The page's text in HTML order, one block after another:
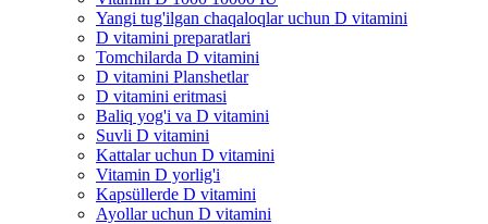
Yangi tug'ilgan chaqaloqlar uchun D vitamini
D vitamini preparatlari
Tomchilarda D vitamini
D vitamini Planshetlar
D vitamini eritmasi
Baliq yog'i va D vitamini
Suvli D vitamini
Kattalar uchun D vitamini
Vitamin D yorlig'i
Kapsüllerde D vitamini
Ayollar uchun D vitamini